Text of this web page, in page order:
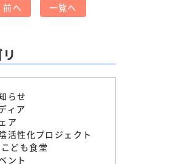
前へ 一覧へ
らせ
ィア
ア
活性化プロジェクト
こども食堂
ント